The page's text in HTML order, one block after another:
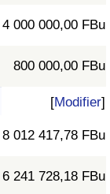
4 000 000,00 FBu
800 000,00 FBu
[Modifier]
8 012 417,78 FBu
6 241 728,18 FBu